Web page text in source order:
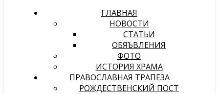
ГЛАВНАЯ
НОВОСТИ
СТАТЬИ
ОБЯЪВЛЕНИЯ
ФОТО
ИСТОРИЯ ХРАМА
ПРАВОСЛАВНАЯ ТРАПЕЗА
РОЖДЕСТВЕНСКИЙ ПОСТ